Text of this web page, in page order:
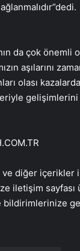
dedi.
da çok önemli
aşılarını
olası
ve diğer içerikler
iletişim sayfası
bildirimlerinize